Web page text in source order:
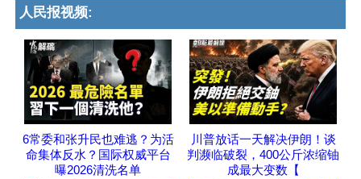
人民报视频:
6常委和张升民也难逃？为活
命集体反水？国际权威平台
曝2026清洗名单
川普放话一天解决伊朗！谈
判濒临破裂，400公斤浓缩铀
成最大变数【